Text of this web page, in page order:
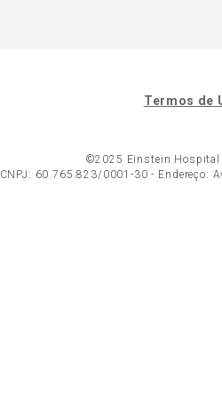
Termos de
©2025 Einstein Hospital
CNPJ: 60.765.823/0001-30 - Endereço: